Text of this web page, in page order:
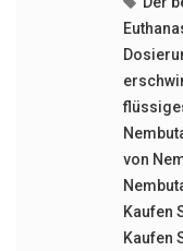
von
Kaufen
Kaufen